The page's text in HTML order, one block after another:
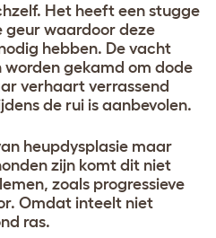
Het heeft een stugge
geur waardoor deze
hebben. De vacht
gekamd om dode
verhaart verrassend
de rui is aanbevolen.
heupdysplasie maar
zijn komt dit niet
zoals progressieve
Omdat inteelt niet
ras.